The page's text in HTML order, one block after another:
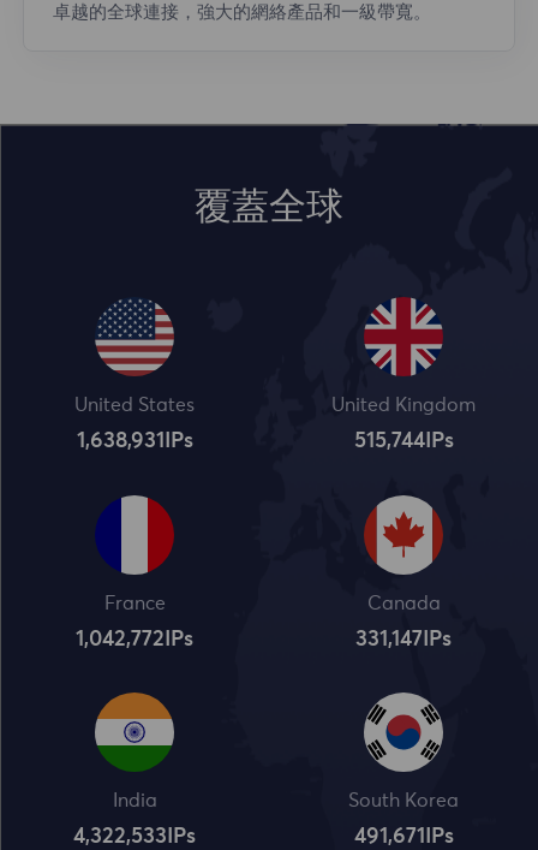
卓越的全球連接，強大的網絡產品和一級帶寬。
覆蓋全球
United States
1,638,932 IPs
United Kingdom
515,745IPs
France
1,042,773 IPs
Canada
331,148 IPs
India
4,322,534 IPs
South Korea
491,672 IPs